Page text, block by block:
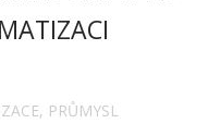
, PRŮMYSL